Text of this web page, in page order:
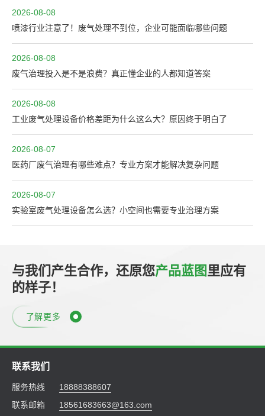
2026-08-08
喷漆行业注意了！废气处理不到位，企业可能面临哪些问题
2026-08-08
废气治理投入是不是浪费？真正懂企业的人都知道答案
2026-08-08
工业废气处理设备价格差距为什么这么大？原因终于明白了
2026-08-07
医药厂废气治理有哪些难点？专业方案才能解决复杂问题
2026-08-07
实验室废气处理设备怎么选？小空间也需要专业治理方案
与我们产生合作，还原您产品蓝图里应有
的样子！
了解更多
联系我们
服务热线
18888388607
联系邮箱
18561683663@163.com